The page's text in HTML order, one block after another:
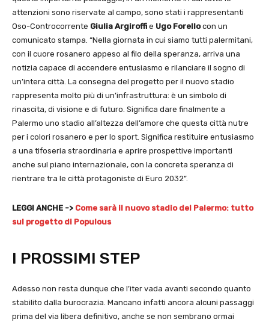
attenzioni sono riservate al campo, sono stati i rappresentanti
Oso-Controcorrente Giulia Argiroffi e Ugo Forellocon un
comunicato stampa. “Nella giornata in cui siamo tutti palermitani,
con il cuore rosanero appeso al filo della speranza, arriva una
notizia capace di accendere entusiasmo e rilanciare il sogno di
un’intera città. La consegna del progetto per il nuovo stadio
rappresenta molto più di un’infrastruttura: è un simbolo di
rinascita, di visione e di futuro. Significa dare finalmente a
Palermo uno stadio all’altezza dell’amore che questa città nutre
per i colori rosanero e per lo sport. Significa restituire entusiasmo
a una tifoseria straordinaria e aprire prospettive importanti
anche sul piano internazionale, con la concreta speranza di
rientrare tra le città protagoniste di Euro 2032”.
LEGGI ANCHE -> Come sarà il nuovo stadio del Palermo: tutto
sul progetto di Populous
I PROSSIMI STEP
Adesso non resta dunque che l’iter vada avanti secondo quanto
stabilito dalla burocrazia. Mancano infatti ancora alcuni passaggi
prima del via libera definitivo, anche se non sembrano ormai